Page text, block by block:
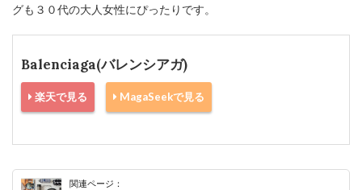
グも３０代の大人女性にぴったりです。
Balenciaga(バレンシアガ)
楽天で見る MagaSeekで見る
関連ページ：